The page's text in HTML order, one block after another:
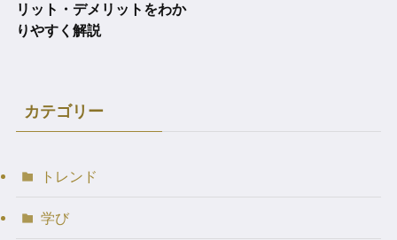
リット・デメリットをわか
りやすく解説
カテゴリー
トレンド
学び